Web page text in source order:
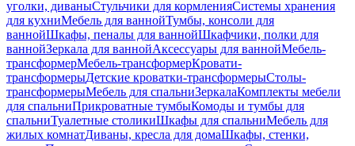
уголки, диваныСтульчики для кормленияСистемы хранения
для кухниМебель для ваннойТумбы, консоли для
ваннойШкафы, пеналы для ваннойШкафчики, полки для
ваннойЗеркала для ваннойАксессуары для ваннойМебель-
трансформерМебель-трансформерКровати-
трансформерыДетские кроватки-трансформерыСтолы-
трансформерыМебель для спальниЗеркалаКомплекты мебели
для спальниПрикроватные тумбыКомоды и тумбы для
спальниТуалетные столикиШкафы для спальниМебель для
жилых комнатДиваны, кресла для домаШкафы, стенки,